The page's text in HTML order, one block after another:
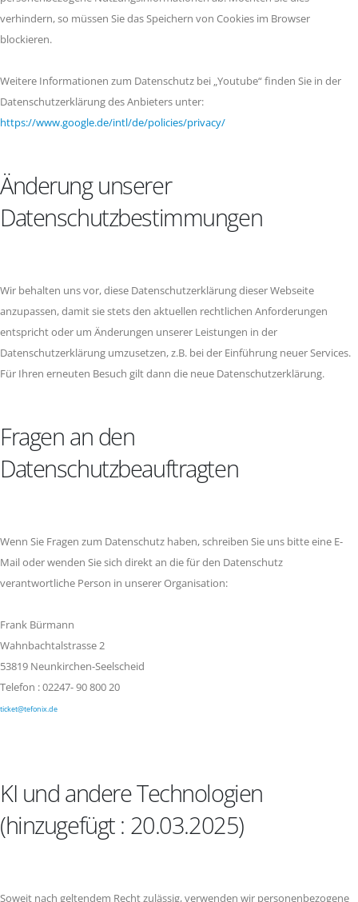
verhindern, so müssen Sie das Speichern von Cookies im Browser
blockieren.
Weitere Informationen zum Datenschutz bei „Youtube“ finden Sie in der
Datenschutzerklärung des Anbieters unter:
https://www.google.de/intl/de/policies/privacy/
Änderung unserer
Datenschutzbestimmungen
Wir behalten uns vor, diese Datenschutzerklärung dieser Webseite
anzupassen, damit sie stets den aktuellen rechtlichen Anforderungen
entspricht oder um Änderungen unserer Leistungen in der
Datenschutzerklärung umzusetzen, z.B. bei der Einführung neuer Services.
Für Ihren erneuten Besuch gilt dann die neue Datenschutzerklärung.
Fragen an den
Datenschutzbeauftragten
Wenn Sie Fragen zum Datenschutz haben, schreiben Sie uns bitte eine E-
Mail oder wenden Sie sich direkt an die für den Datenschutz
verantwortliche Person in unserer Organisation:
Frank Bürmann
Wahnbachtalstrasse 2
53819 Neunkirchen-Seelscheid
Telefon : 02247- 90 800 20
ticket@tefonix.de
KI und andere Technologien
(hinzugefügt : 20.03.2025)
Soweit nach geltendem Recht zulässig, verwenden wir personenbezogene